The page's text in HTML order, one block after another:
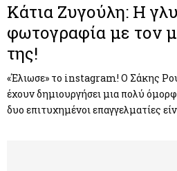
Κάτια Ζυγούλη: Η
φωτογραφία με τον
της!
«Έλιωσε» το instagram! Ο Σάκης
έχουν δημιουργήσει μια πολύ
δυο επιτυχημένοι επαγγελματίες